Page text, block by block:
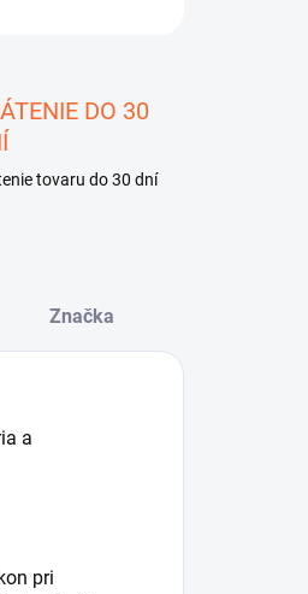
DO 30
tovaru do 30 dní
Značka
a
pri